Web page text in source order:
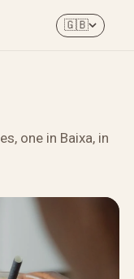
🇬🇧
one in Baixa, in